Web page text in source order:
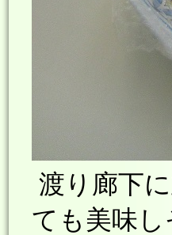
渡り廊下
ても美味し